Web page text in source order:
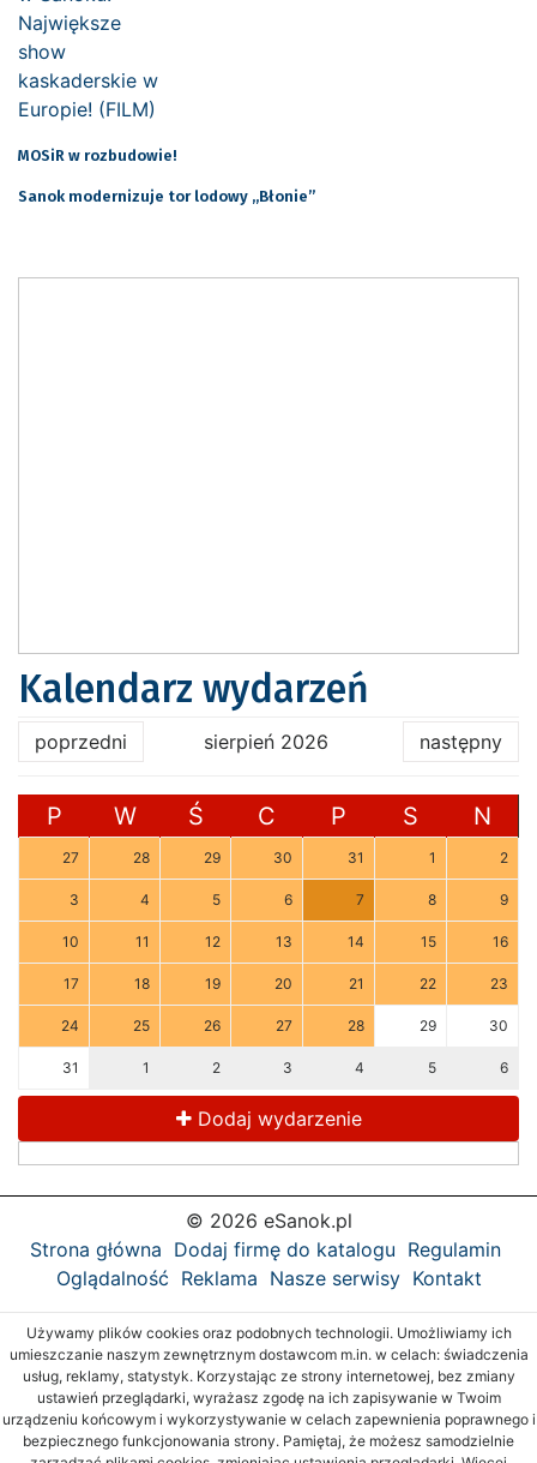
MOSiR w rozbudowie!
Sanok modernizuje tor lodowy ,,Błonie’’
Kalendarz wydarzeń
poprzedni sierpień 2026 następny
P W Ś C P S N
27 28 29 30 31 1 2
3 4 5 6 7 8 9
10 11 12 13 14 15 16
17 18 19 20 21 22 23
24 25 26 27 28 29 30
31 1 2 3 4 5 6
Dodaj wydarzenie
© 2026 eSanok.pl
Strona główna Dodaj firmę do katalogu Regulamin
Oglądalność Reklama Nasze serwisy Kontakt
Używamy plików cookies oraz podobnych technologii. Umożliwiamy ich
umieszczanie naszym zewnętrznym dostawcom m.in. w celach: świadczenia
usług, reklamy, statystyk. Korzystając ze strony internetowej, bez zmiany
ustawień przeglądarki, wyrażasz zgodę na ich zapisywanie w Twoim
urządzeniu końcowym i wykorzystywanie w celach zapewnienia poprawnego i
bezpiecznego funkcjonowania strony. Pamiętaj, że możesz samodzielnie